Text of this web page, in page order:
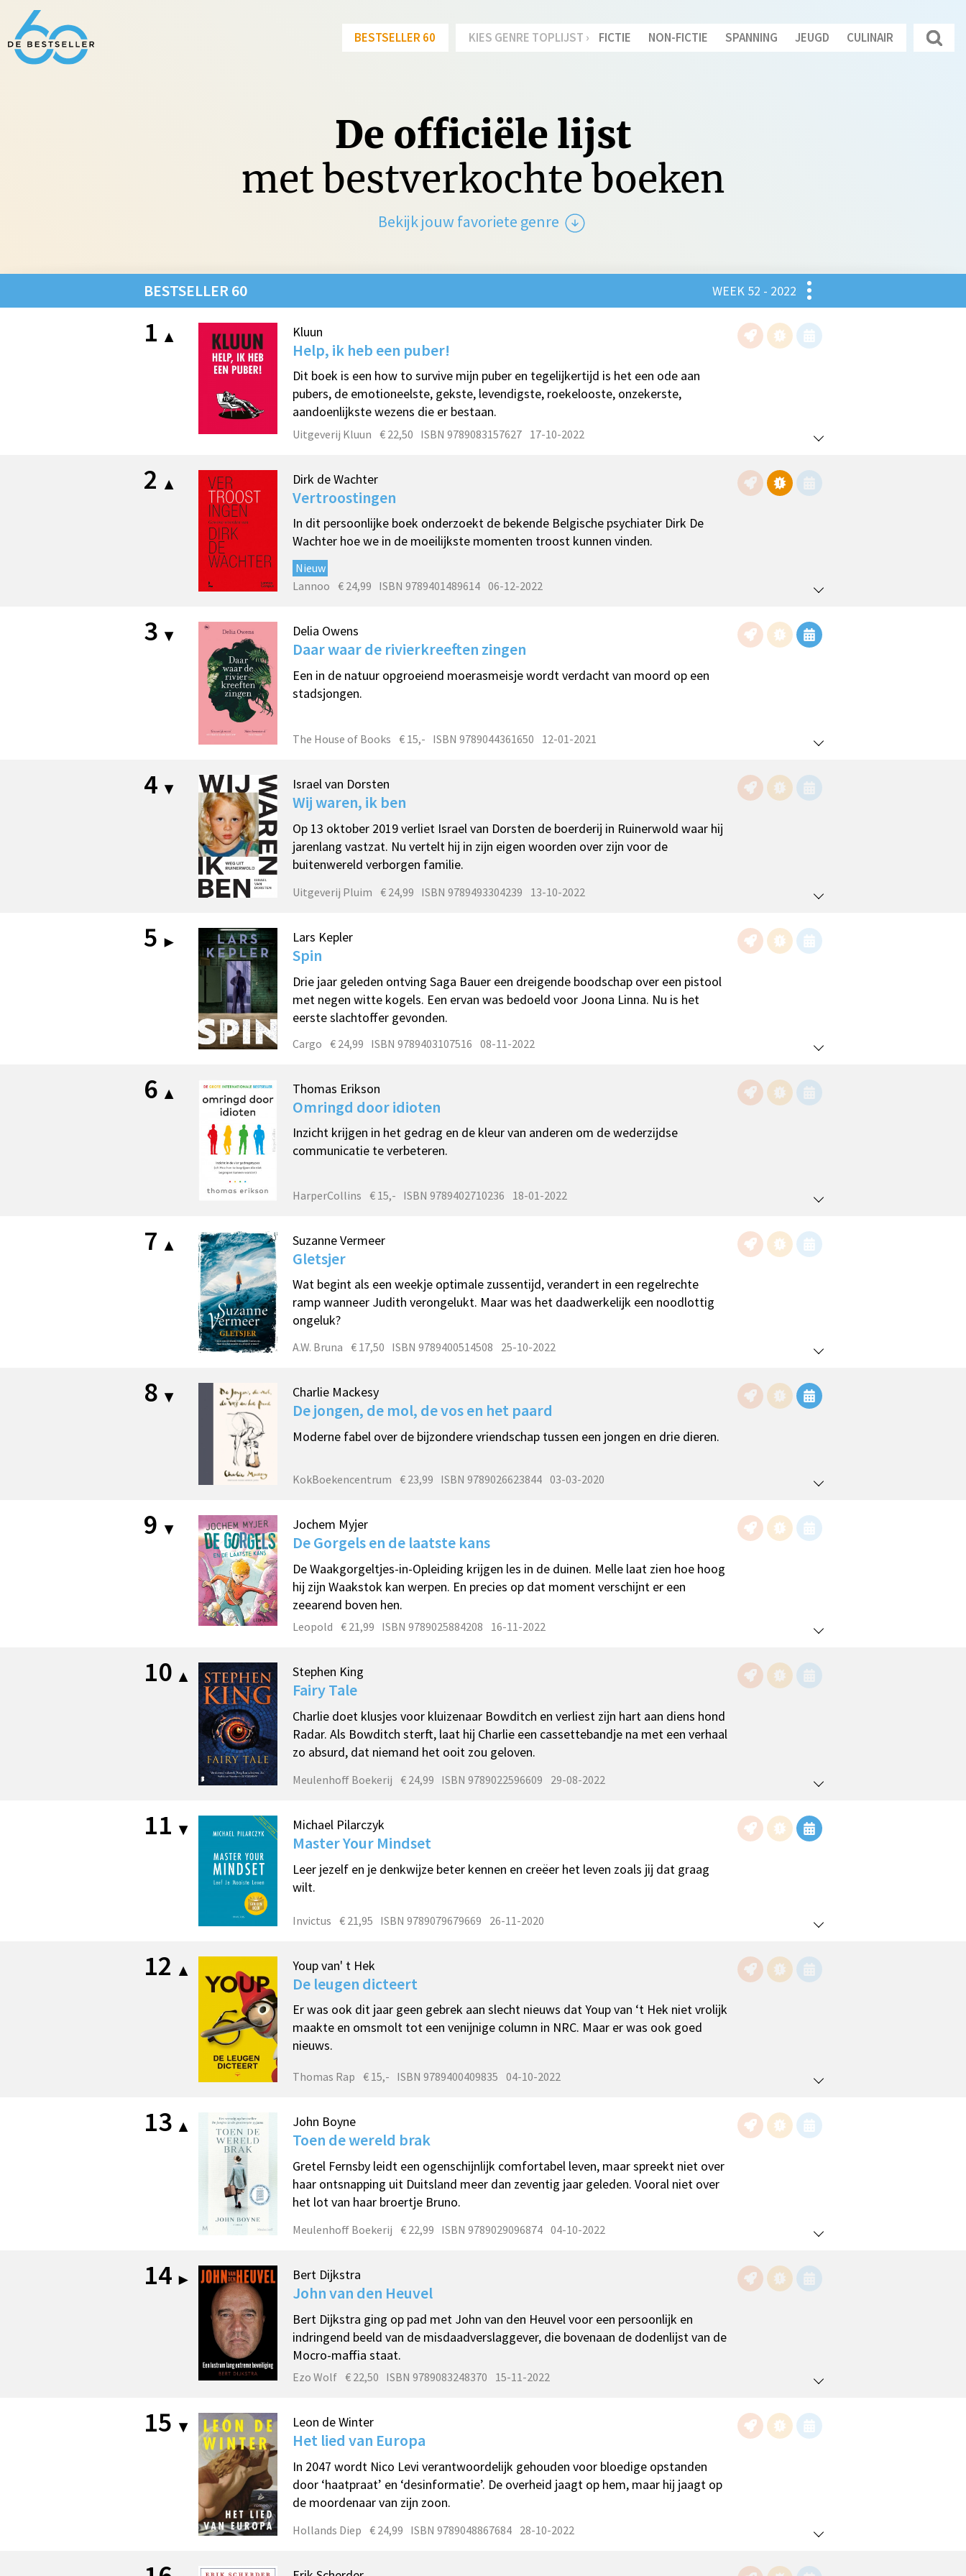
BESTSELLER 60 KIES GENRE TOPLIJST › FICTIE NON-FICTIE SPANNING JEUGD CULINAIR
De officiële lijst
met bestverkochte boeken
Bekijk jouw favoriete genre
Fictie
Jeugd
Culinair
BESTSELLER 60 WEEK 52 - 2022
1 Kluun
Help, ik heb een puber!
Dit boek is een how to survive mijn puber en tegelijkertijd is het een ode aan
pubers, de emotioneelste, gekste, levendigste, roekelooste, onzekerste,
aandoenlijkste wezens die er bestaan.
Uitgeverij Kluun € 22,50 ISBN 9789083157627 17-10-2022
2 Dirk de Wachter
Vertroostingen
In dit persoonlijke boek onderzoekt de bekende Belgische psychiater Dirk De
Wachter hoe we in de moeilijkste momenten troost kunnen vinden.
Nieuw
Lannoo € 24,99 ISBN 9789401489614 06-12-2022
3 Delia Owens
Daar waar de rivierkreeften zingen
Een in de natuur opgroeiend moerasmeisje wordt verdacht van moord op een
stadsjongen.
The House of Books € 15,- ISBN 9789044361650 12-01-2021
4 Israel van Dorsten
Wij waren, ik ben
Op 13 oktober 2019 verliet Israel van Dorsten de boerderij in Ruinerwold waar hij
jarenlang vastzat. Nu vertelt hij in zijn eigen woorden over zijn voor de
buitenwereld verborgen familie.
Uitgeverij Pluim € 24,99 ISBN 9789493304239 13-10-2022
5 Lars Kepler
Spin
Drie jaar geleden ontving Saga Bauer een dreigende boodschap over een pistool
met negen witte kogels. Een ervan was bedoeld voor Joona Linna. Nu is het
eerste slachtoffer gevonden.
Cargo € 24,99 ISBN 9789403107516 08-11-2022
6 Thomas Erikson
Omringd door idioten
Inzicht krijgen in het gedrag en de kleur van anderen om de wederzijdse
communicatie te verbeteren.
HarperCollins € 15,- ISBN 9789402710236 18-01-2022
7 Suzanne Vermeer
Gletsjer
Wat begint als een weekje optimale zussentijd, verandert in een regelrechte
ramp wanneer Judith verongelukt. Maar was het daadwerkelijk een noodlottig
ongeluk?
A.W. Bruna € 17,50 ISBN 9789400514508 25-10-2022
8 Charlie Mackesy
De jongen, de mol, de vos en het paard
Moderne fabel over de bijzondere vriendschap tussen een jongen en drie dieren.
KokBoekencentrum € 23,99 ISBN 9789026623844 03-03-2020
9 Jochem Myjer
De Gorgels en de laatste kans
De Waakgorgeltjes-in-Opleiding krijgen les in de duinen. Melle laat zien hoe hoog
hij zijn Waakstok kan werpen. En precies op dat moment verschijnt er een
zeearend boven hen.
Leopold € 21,99 ISBN 9789025884208 16-11-2022
10 Stephen King
Fairy Tale
Charlie doet klusjes voor kluizenaar Bowditch en verliest zijn hart aan diens hond
Radar. Als Bowditch sterft, laat hij Charlie een cassettebandje na met een verhaal
zo absurd, dat niemand het ooit zou geloven.
Meulenhoff Boekerij € 24,99 ISBN 9789022596609 29-08-2022
11 Michael Pilarczyk
Master Your Mindset
Leer jezelf en je denkwijze beter kennen en creëer het leven zoals jij dat graag
wilt.
Invictus € 21,95 ISBN 9789079679669 26-11-2020
12 Youp van' t Hek
De leugen dicteert
Er was ook dit jaar geen gebrek aan slecht nieuws dat Youp van ‘t Hek niet vrolijk
maakte en omsmolt tot een venijnige column in NRC. Maar er was ook goed
nieuws.
Thomas Rap € 15,- ISBN 9789400409835 04-10-2022
13 John Boyne
Toen de wereld brak
Gretel Fernsby leidt een ogenschijnlijk comfortabel leven, maar spreekt niet over
haar ontsnapping uit Duitsland meer dan zeventig jaar geleden. Vooral niet over
het lot van haar broertje Bruno.
Meulenhoff Boekerij € 22,99 ISBN 9789029096874 04-10-2022
14 Bert Dijkstra
John van den Heuvel
Bert Dijkstra ging op pad met John van den Heuvel voor een persoonlijk en
indringend beeld van de misdaadverslaggever, die bovenaan de dodenlijst van de
Mocro-maffia staat.
Ezo Wolf € 22,50 ISBN 9789083248370 15-11-2022
15 Leon de Winter
Het lied van Europa
In 2047 wordt Nico Levi verantwoordelijk gehouden voor bloedige opstanden
door ‘haatpraat’ en ‘desinformatie’. De overheid jaagt op hem, maar hij jaagt op
de moordenaar van zijn zoon.
Hollands Diep € 24,99 ISBN 9789048867684 28-10-2022